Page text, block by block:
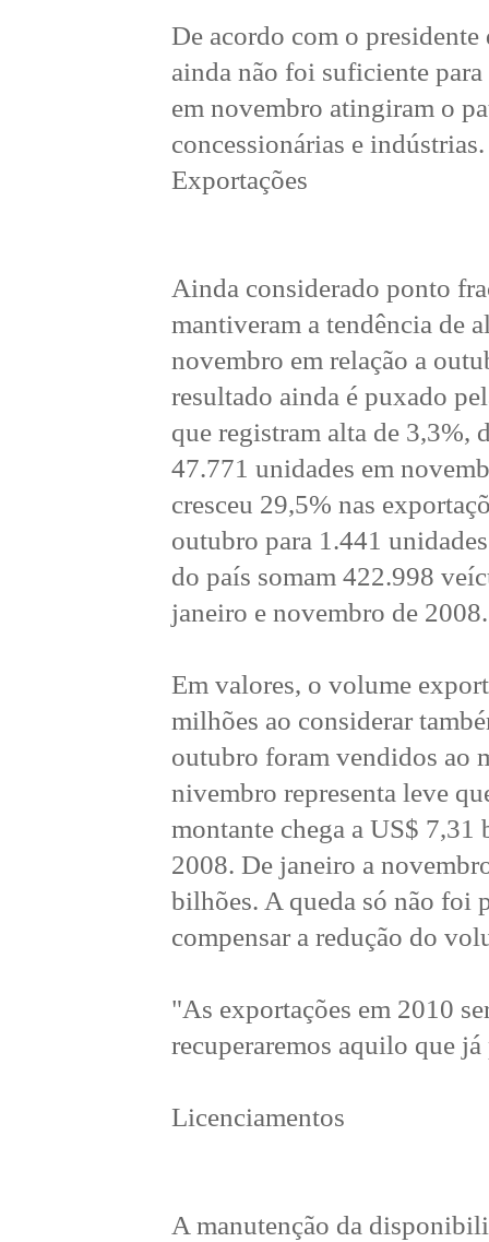
De acordo com o presidente
ainda não foi suficiente para
em novembro atingiram o
concessionárias e
Exportações
Ainda considerado ponto
mantiveram a tendência de
novembro em relação a
resultado ainda é puxado
que registram alta de 3,3%,
47.771 unidades em
cresceu 29,5% nas
outubro para 1.441
do país somam 422.998
janeiro e novembro de 2008.
Em valores, o volume
milhões ao considerar
outubro foram vendidos ao
nivembro representa leve
montante chega a US$
2008. De janeiro a
bilhões. A queda só não foi
compensar a redução do
"As exportações em 2010
recuperaremos aquilo que
Licenciamentos
A manutenção da